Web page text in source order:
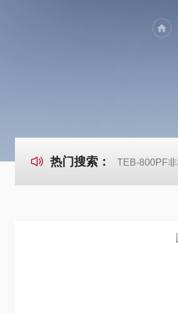
热门搜索： TEB-800PF